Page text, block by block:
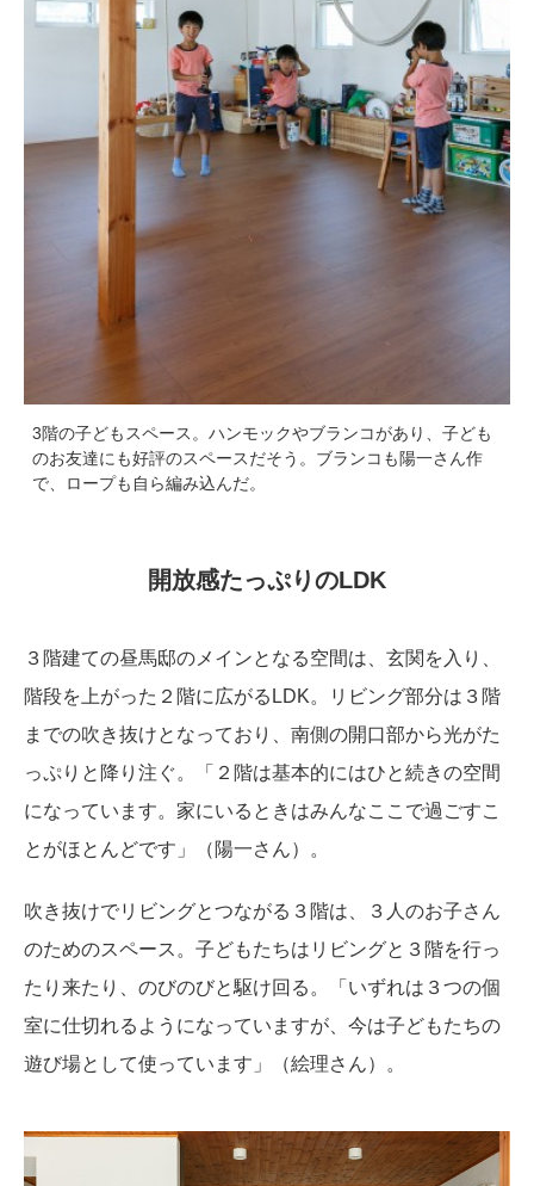
3階の子どもスペース。ハンモックやブランコがあり、子ども
のお友達にも好評のスペースだそう。ブランコも陽一さん作
で、ロープも自ら編み込んだ。
開放感たっぷりのLDK
３階建ての昼馬邸のメインとなる空間は、玄関を入り、
階段を上がった２階に広がるLDK。リビング部分は３階
までの吹き抜けとなっており、南側の開口部から光がた
っぷりと降り注ぐ。「２階は基本的にはひと続きの空間
になっています。家にいるときはみんなここで過ごすこ
とがほとんどです」（陽一さん）。
吹き抜けでリビングとつながる３階は、３人のお子さん
のためのスペース。子どもたちはリビングと３階を行っ
たり来たり、のびのびと駆け回る。「いずれは３つの個
室に仕切れるようになっていますが、今は子どもたちの
遊び場として使っています」（絵理さん）。